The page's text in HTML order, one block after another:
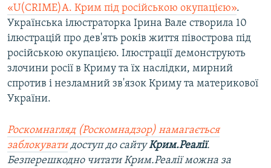
«U(CRIME)A. Крим під російською окупацією».
Українська ілюстраторка Ірина Вале створила 10
ілюстрацій про дев'ять років життя півострова під
російською окупацією. Ілюстрації демонструють
злочини росії в Криму та їх наслідки, мирний
спротив і незламний зв'язок Криму та материкової
України.
Роскомнагляд (Роскомнадзор) намагається
заблокуватидоступ до сайтуКрим.Реалії.
Безперешкодно читати Крим.Реалії можна за